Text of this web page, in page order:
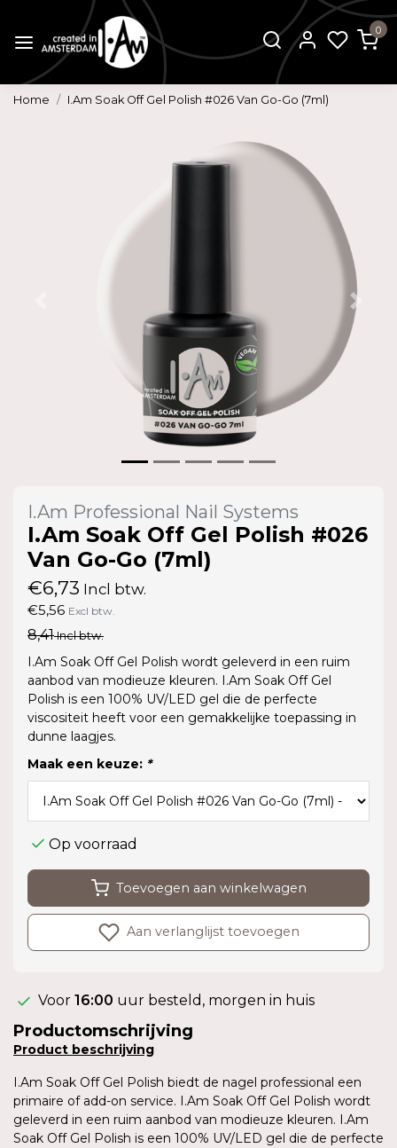
0
Home I.Am Soak Off Gel Polish #026 Van Go-Go (7ml)
I.Am Professional Nail Systems
I.Am Soak Off Gel Polish #026
Van Go-Go (7ml)
€6,73 Incl btw.
€5,56 Excl btw.
8,41Incl btw.
I.Am Soak Off Gel Polish wordt geleverd in een ruim
aanbod van modieuze kleuren. I.Am Soak Off Gel
Polish is een 100% UV/LED gel die de perfecte
viscositeit heeft voor een gemakkelijke toepassing in
dunne laagjes.
Maak een keuze: *
Op voorraad
Toevoegen aan winkelwagen
Aan verlanglijst toevoegen
Voor 16:00 uur besteld, morgen in huis
Productomschrijving
Product beschrijving
I.Am Soak Off Gel Polish biedt de nagel professional een
primaire of add-on service. I.Am Soak Off Gel Polish wordt
geleverd in een ruim aanbod van modieuze kleuren. I.Am
Soak Off Gel Polish is een 100% UV/LED gel die de perfecte